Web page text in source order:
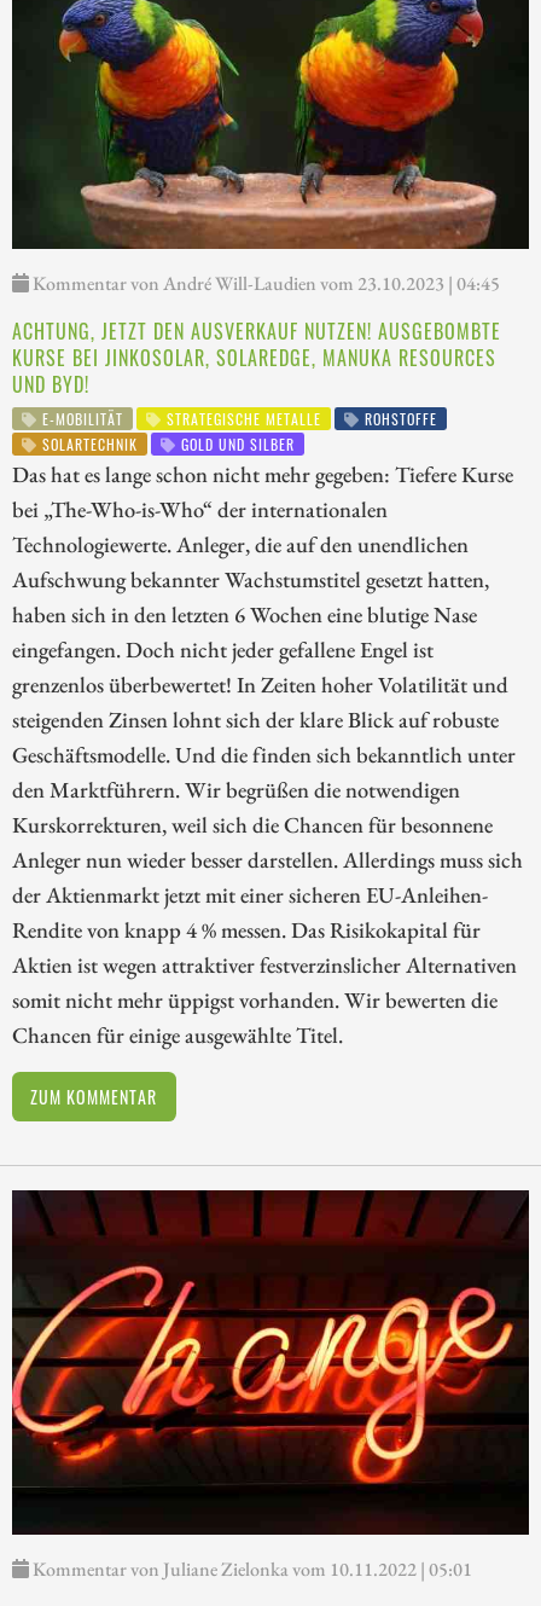
Kommentar von André Will-Laudien vom 23.10.2023 | 04:45
ACHTUNG, JETZT DEN AUSVERKAUF NUTZEN! AUSGEBOMBTE
KURSE BEI JINKOSOLAR, SOLAREDGE, MANUKA RESOURCES
UND BYD!
E-MOBILITÄT STRATEGISCHE METALLE
ROHSTOFFE
SOLARTECHNIK
GOLD UND SILBER
Das hat es lange schon nicht mehr gegeben: Tiefere Kurse
bei „The-Who-is-Who“ der internationalen
Technologiewerte. Anleger, die auf den unendlichen
Aufschwung bekannter Wachstumstitel gesetzt hatten,
haben sich in den letzten 6 Wochen eine blutige Nase
eingefangen. Doch nicht jeder gefallene Engel ist
grenzenlos überbewertet! In Zeiten hoher Volatilität und
steigenden Zinsen lohnt sich der klare Blick auf robuste
Geschäftsmodelle. Und die finden sich bekanntlich unter
den Marktführern. Wir begrüßen die notwendigen
Kurskorrekturen, weil sich die Chancen für besonnene
Anleger nun wieder besser darstellen. Allerdings muss sich
der Aktienmarkt jetzt mit einer sicheren EU-Anleihen-
Rendite von knapp 4 % messen. Das Risikokapital für
Aktien ist wegen attraktiver festverzinslicher Alternativen
somit nicht mehr üppigst vorhanden. Wir bewerten die
Chancen für einige ausgewählte Titel.
ZUM KOMMENTAR
Kommentar von Juliane Zielonka vom 10.11.2022 | 05:01